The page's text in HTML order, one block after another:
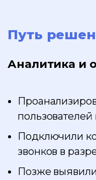
Путь
Аналитика и
Подключили
звонков в
Позже